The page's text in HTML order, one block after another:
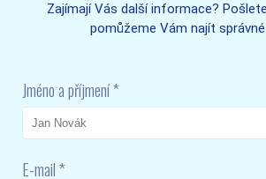
Zajímají Vás další informace?
pomůžeme Vám najít
Jméno a příjmení *
E-mail *